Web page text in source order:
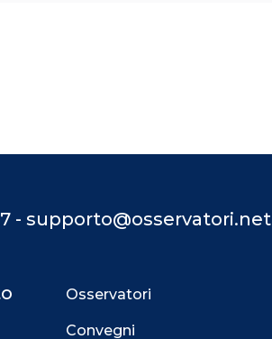
- supporto@osservatori.net
Osservatori
Convegni